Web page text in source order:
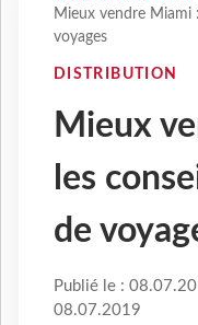
Mieux vendre Miami
voyages
DISTRIBUTION
Mieux
les
de
Publié le :
08.07.2019